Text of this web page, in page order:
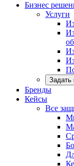
Бизнес
Услуги
Задать
Бренды
Кейсы
Все